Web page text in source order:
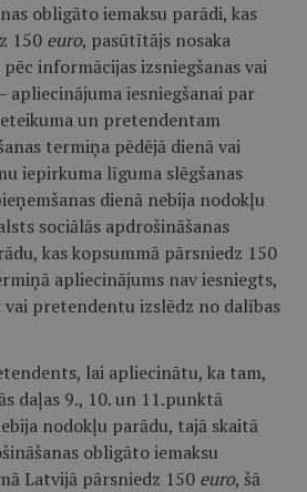
obligāto iemaksu parādi, kas
150 euro, pasūtītājs nosaka
informācijas izsniegšanas vai
apliecinājuma iesniegšanai par
un pretendentam
termiņa pēdējā dienā vai
iepirkuma līguma slēgšanas
dienā nebija nodokļu
sociālās apdrošināšanas
kas kopsummā pārsniedz 150
apliecinājums nav iesniegts,
pretendentu izslēdz no dalības
lai apliecinātu, ka tam,
daļas 9., 10. un 11.punktā
nodokļu parādu, tajā skaitā
obligāto iemaksu
Latvijā pārsniedz 150 euro, šā